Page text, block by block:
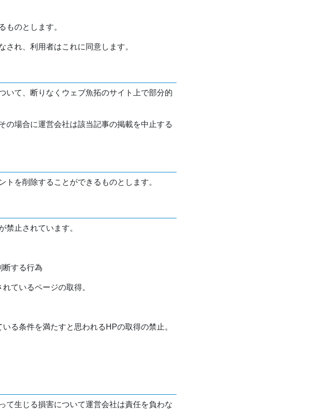
ものとします。
れ、利用者はこれに同意します。
いて、断りなくウェブ魚拓のサイト上で部分的
の場合に運営会社は該当記事の掲載を中止する
を削除することができるものとします。
禁止されています。
断する行為
ているページの取得。
る条件を満たすと思われるHPの取得の禁止。
て生じる損害について運営会社は責任を負わな